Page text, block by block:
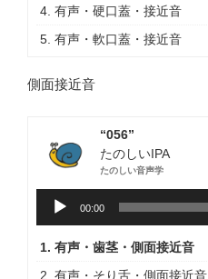
4. 有声・硬口蓋・接近音
5. 有声・軟口蓋・接近音
側面接近音
“056”
たのしいIPA
たのしい音声学
レ
ー
00:00
1. 有声・歯茎・側面接近音
2. 有声・そり舌・側面接近音